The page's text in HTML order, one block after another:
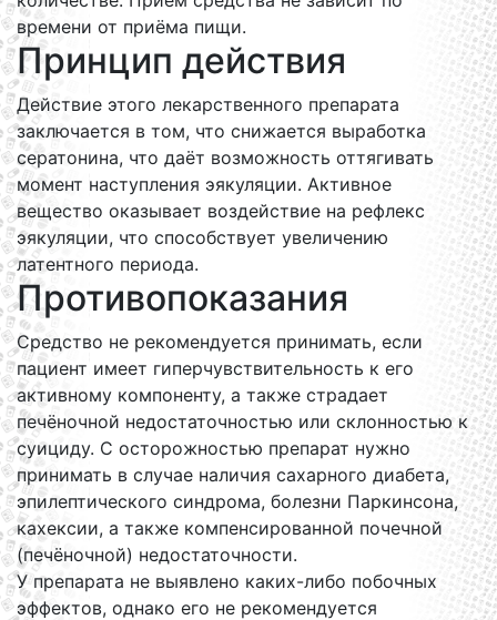
времени от приёма пищи.
Принцип действия
Действие этого лекарственного препарата
заключается в том, что снижается выработка
сератонина, что даёт возможность оттягивать
момент наступления эякуляции. Активное
вещество оказывает воздействие на рефлекс
эякуляции, что способствует увеличению
латентного периода.
Противопоказания
Средство не рекомендуется принимать, если
пациент имеет гиперчувствительность к его
активному компоненту, а также страдает
печёночной недостаточностью или склонностью к
суициду. С осторожностью препарат нужно
принимать в случае наличия сахарного диабета,
эпилептического синдрома, болезни Паркинсона,
кахексии, а также компенсированной почечной
(печёночной) недостаточности.
У препарата не выявлено каких-либо побочных
эффектов, однако его не рекомендуется